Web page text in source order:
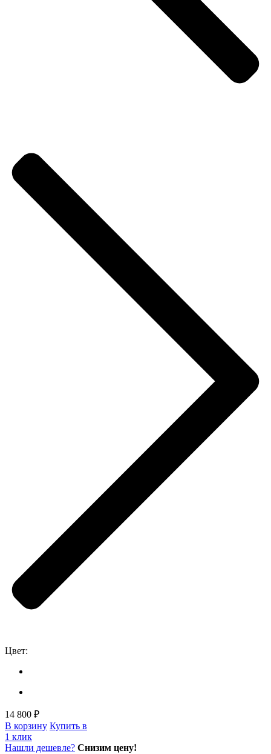
Цвет:
14 800 ₽
В корзину Купить в
1 клик
Нашли дешевле? Снизим цену!